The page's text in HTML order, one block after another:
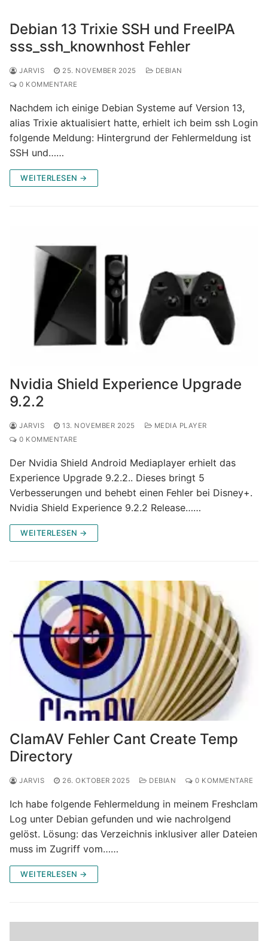
Debian 13 Trixie SSH und FreeIPA
sss_ssh_knownhost Fehler
JARVIS 25. NOVEMBER 2025
DEBIAN
0 KOMMENTARE
Nachdem ich einige Debian Systeme auf Version 13,
alias Trixie aktualisiert hatte, erhielt ich beim ssh Login
folgende Meldung: Hintergrund der Fehlermeldung ist
SSH und……
WEITERLESEN →
Nvidia Shield Experience Upgrade
9.2.2
JARVIS 13. NOVEMBER 2025
MEDIA PLAYER
0 KOMMENTARE
Der Nvidia Shield Android Mediaplayer erhielt das
Experience Upgrade 9.2.2.. Dieses bringt 5
Verbesserungen und behebt einen Fehler bei Disney+.
Nvidia Shield Experience 9.2.2 Release……
WEITERLESEN →
ClamAV Fehler Cant Create Temp
Directory
JARVIS 26. OKTOBER 2025 DEBIAN 0 KOMMENTARE
Ich habe folgende Fehlermeldung in meinem Freshclam
Log unter Debian gefunden und wie nachrolgend
gelöst. Lösung: das Verzeichnis inklusiver aller Dateien
muss im Zugriff vom……
WEITERLESEN →